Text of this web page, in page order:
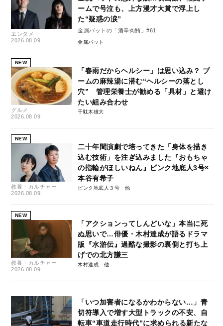
エンタメ
2026.08.09
ームで号泣も、上方漫才大賞で浮上し
た“疑惑の涙”
金属バットの「酒辛肉鮪」#61
金属バット
NEW
グルメ
2026.08.09
「春雨だからヘルシー」は思い込み？ ブ
ームの麻辣湯に潜む“ヘルシーの落とし
穴” 管理栄養士が勧める「具材」と避け
たい組み合わせ
千駄木雄大
NEW
教養・カルチャー
2026.08.09
二十年間演劇で培ってきた「身体を描き
込む技術」を注ぎ込みました『おもちゃ
の指輪がほしいねん』ピンク地底人3号×
本谷有希子
ピンク地底人３号
NEW
教養・カルチャー
2026.08.09
「アクションってしんどいな」本当に死
ぬ思いで…俳優・木村達成が語るドラマ
版『水滸伝』過酷な撮影の裏側と打ち上
げでの北方謙三
木村達成
「いつ加害者になるかわからない…」青
切符導入で増す大型トラックの不安、自
転車“車道走行時代”に求められる新たな